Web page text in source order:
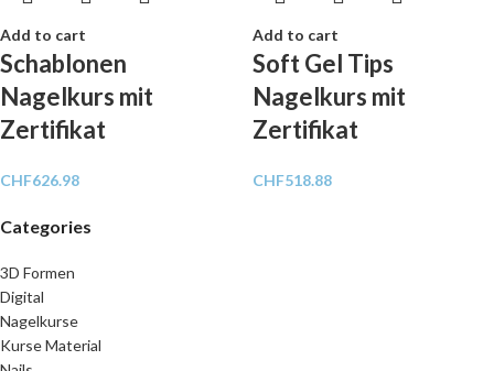
Categories
3D Formen
Digital
Nagelkurse
Kurse Material
Add to cart
Schablonen
Nagelkurs mit
Zertifikat
CHF626.98
Add to cart
Soft Gel Tips
Nagelkurs mit
Zertifikat
CHF518.88